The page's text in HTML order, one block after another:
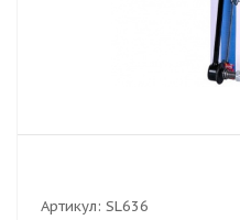
Артикул: SL636